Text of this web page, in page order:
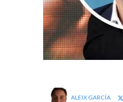
ALEIX GARCÍA